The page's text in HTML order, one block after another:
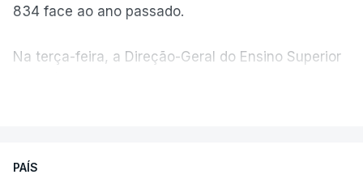
834 face ao ano passado.
Na terça-feira, a Direção-Geral do Ensino Superior
No primeiro dia do concurso deste ano, apenas
PAÍS